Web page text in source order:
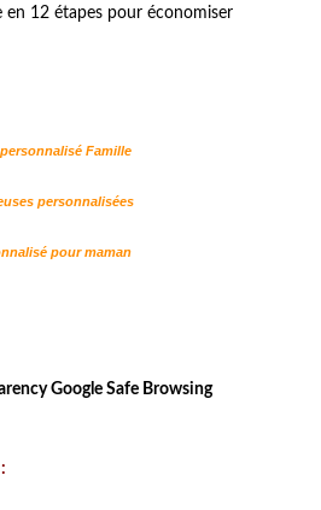
en 12 étapes pour économiser
Famille
personnalisées
pour maman